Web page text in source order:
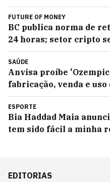
FUTURE OF MONEY
BC publica norma de
24 horas; setor cripto
SAÚDE
Anvisa proíbe
fabricação, venda e
ESPORTE
Bia Haddad Maia
tem sido fácil a minha
EDITORIAS